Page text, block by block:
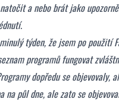
a nebo brát jako
týden, že jsem po použití
programů fungovat
dopředu se objevovaly,
na půl dne, ale zato se